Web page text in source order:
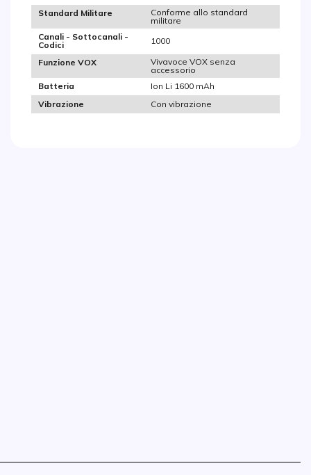
Standard Militare
Conforme allo standard
militare
Canali - Sottocanali -
Codici
1000
Funzione VOX
Vivavoce VOX senza
accessorio
Batteria
Ion Li 1600 mAh
Vibrazione
Con vibrazione